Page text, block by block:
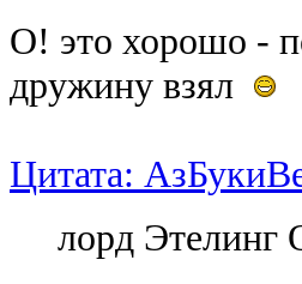
О! это хорошо -
дружину взял
Цитата:
лорд Этелинг